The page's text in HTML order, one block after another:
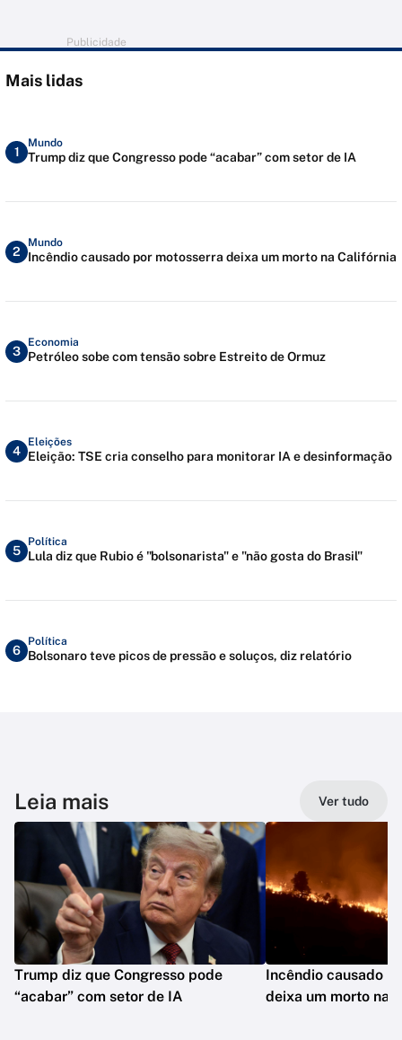
Publicidade
Mais lidas
1
Mundo
Trump diz que Congresso pode “acabar” com setor de IA
2
Mundo
Incêndio causado por motosserra deixa um morto na Califórnia
3
Economia
Petróleo sobe com tensão sobre Estreito de Ormuz
4
Eleições
Eleição: TSE cria conselho para monitorar IA e desinformação
5
Política
Lula diz que Rubio é "bolsonarista" e "não gosta do Brasil"
6
Política
Bolsonaro teve picos de pressão e soluços, diz relatório
Leia mais Ver tudo
Trump diz que Congresso pode
“acabar” com setor de IA
Incêndio causado
deixa um morto na